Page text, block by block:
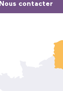
Nous contacter